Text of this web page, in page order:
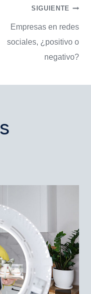
SIGUIENTE
Empresas en redes
sociales, ¿positivo o
negativo?